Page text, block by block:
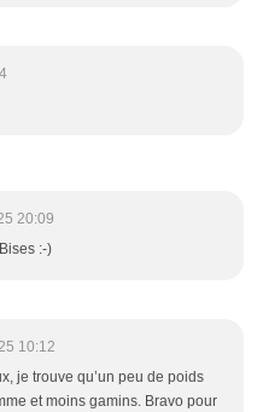
20:09
:-)
10:12
je trouve qu’un peu de poids
et moins gamins. Bravo pour